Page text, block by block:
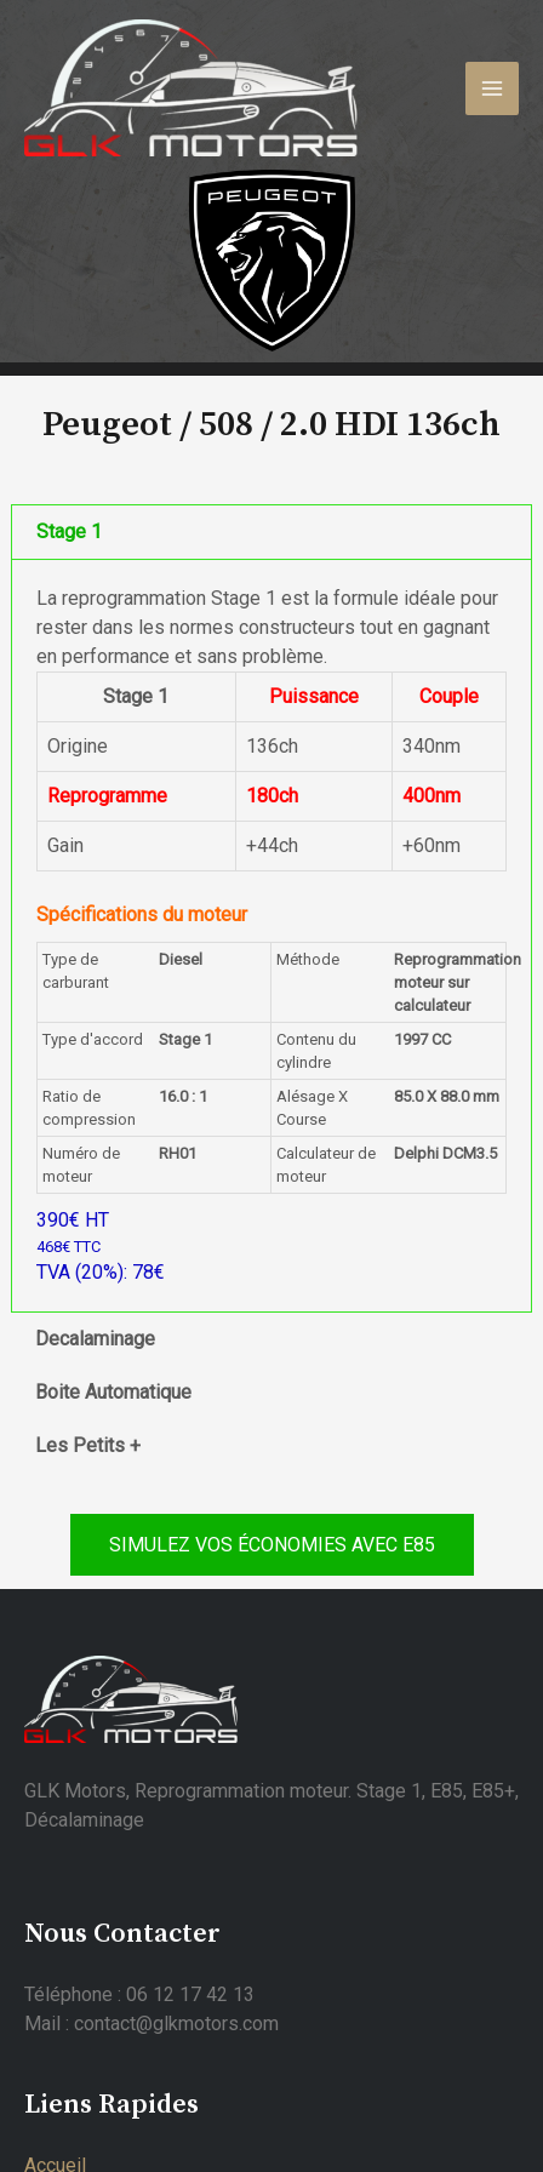
contenu
Peugeot / 508 /2.0 HDI 136ch
Stage 1
La reprogrammation Stage 1 est la formule idéale pour
rester dans les normes constructeurs tout en gagnant
en performance et sans problème.
Stage 1
Puissance Couple
Origine 136ch 340nm
Reprogramme 180ch 400nm
Gain +44ch +60nm
Spécifications du moteur
Type de
carburant
Diesel Méthode
Reprogrammation
moteur sur
calculateur
Type d'accord
Stage 1
Contenu du
cylindre
1997 CC
Ratio de
compression
16.0 : 1
Alésage X
Course
85.0 X 88.0 mm
Numéro de
moteur
RH01
Calculateur de
moteur
Delphi DCM3.5
390€ HT
468€ TTC
TVA (20%): 78€
Decalaminage
Boite Automatique
Les Petits +
SIMULEZ VOS ÉCONOMIES AVEC E85
GLK Motors, Reprogrammation moteur. Stage 1, E85, E85+,
Décalaminage
Nous Contacter
Téléphone : 06 12 17 42 13
Mail : contact@glkmotors.com
Liens Rapides
Accueil